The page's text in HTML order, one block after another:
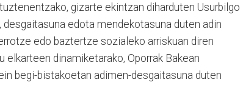
gizarte ekintzan diharduten Usurbilgo
edota mendekotasuna duten adin
edo baztertze sozialeko arriskuan diren
dinamiketarako, Oporrak Bakean
begi-bistakoetan adimen-desgaitasuna duten